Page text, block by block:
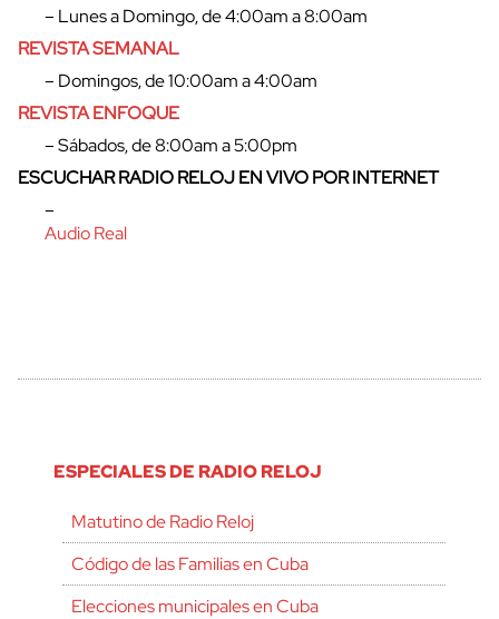
cerrar
– Lunes a Domingo, de 4:00am a 8:00am
REVISTA SEMANAL
– Domingos, de 10:00am a 4:00am
REVISTA ENFOQUE
– Sábados, de 8:00am a 5:00pm
ESCUCHAR RADIO RELOJ EN VIVO POR INTERNET
–
Audio Real
ESPECIALES DE RADIO RELOJ
Matutino de Radio Reloj
Código de las Familias en Cuba
Elecciones municipales en Cuba